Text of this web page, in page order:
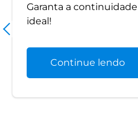
Garanta a
ideal!
Continue lendo